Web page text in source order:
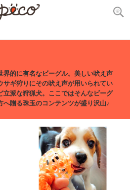
界的に有名なビーグル。美しい吠え声
サギ狩りにその吠え声が用いられてい
立派な狩猟犬。ここではそんなビーグ
へ贈る珠玉のコンテンツが盛り沢山♪